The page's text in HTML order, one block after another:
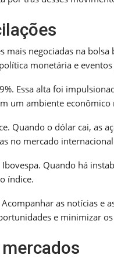
negociadas na
monetária e
Essa alta foi
um ambiente econômico
Quando o dólar cai, as
no mercado
Quando há
índice.
as notícias e
e minimizar